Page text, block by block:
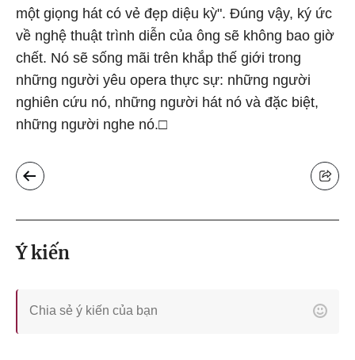
một giọng hát có vẻ đẹp diệu kỳ". Đúng vậy, ký ức
về nghệ thuật trình diễn của ông sẽ không bao giờ
chết. Nó sẽ sống mãi trên khắp thế giới trong
những người yêu opera thực sự: những người
nghiên cứu nó, những người hát nó và đặc biệt,
những người nghe nó.□
Ý kiến